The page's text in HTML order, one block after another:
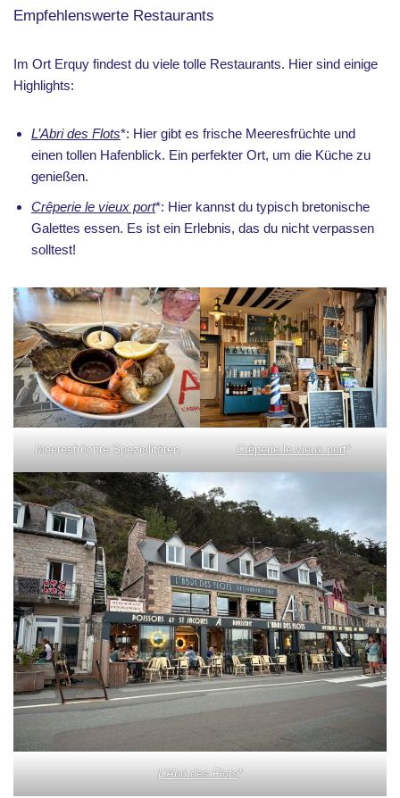
Empfehlenswerte Restaurants
Im Ort Erquy findest du viele tolle Restaurants. Hier sind einige
Highlights:
L’Abri des Flots*: Hier gibt es frische Meeresfrüchte und
einen tollen Hafenblick. Ein perfekter Ort, um die Küche zu
genießen.
Crêperie le vieux port*: Hier kannst du typisch bretonische
Galettes essen. Es ist ein Erlebnis, das du nicht verpassen
solltest!
Meeresfrüchte Spezialitäten Crêperie le vieux port*
L’Abri des Flots*